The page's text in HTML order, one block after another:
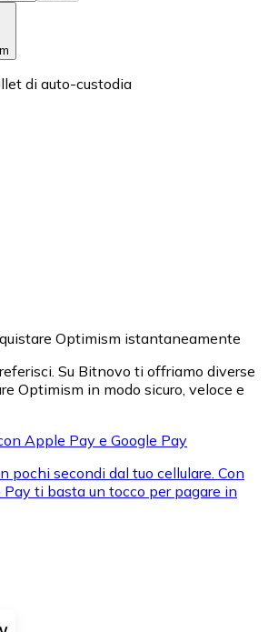
di auto-custodia
Optimism istantaneamente
Su Bitnovo ti offriamo diverse
Optimism in modo sicuro, veloce e
Apple Pay e Google Pay
pochi secondi dal tuo cellulare. Con
ti basta un tocco per pagare in